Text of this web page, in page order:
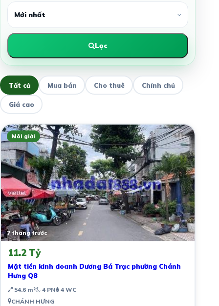
Lọc
Tất cả Mua bán Cho thuê Chính chủ
Giá cao
Môi giới
7 tháng trước
11.2 Tỷ
Mặt tiền kinh doanh Dương Bá Trạc phường Chánh
Hưng Q8
54.6 m² 4 PN 4 WC
CHÁNH HƯNG